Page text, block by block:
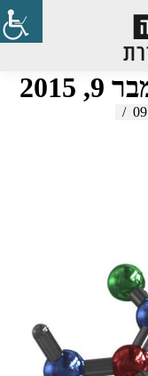
Search:
2015
09